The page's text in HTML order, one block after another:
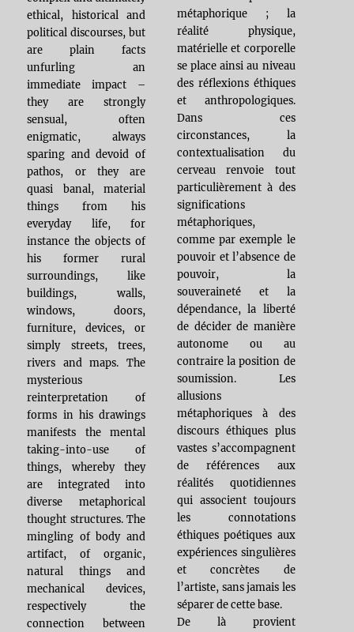
ethical, historical and
political discourses, but
are plain facts
unfurling an
immediate impact –
they are strongly
sensual, often
enigmatic, always
sparing and devoid of
pathos, or they are
quasi banal, material
things from his
everyday life, for
instance the objects of
his former rural
surroundings, like
buildings, walls,
windows, doors,
furniture, devices, or
simply streets, trees,
rivers and maps. The
mysterious
reinterpretation of
forms in his drawings
manifests the mental
taking-into-use of
things, whereby they
are integrated into
diverse metaphorical
thought structures. The
mingling of body and
artifact, of organic,
natural things and
mechanical devices,
respectively the
connection between
métaphorique ; la
réalité physique,
matérielle et corporelle
se place ainsi au niveau
des réflexions éthiques
et anthropologiques.
Dans ces
circonstances, la
contextualisation du
cerveau renvoie tout
particulièrement à des
significations
métaphoriques,
comme par exemple le
pouvoir et l’absence de
pouvoir, la
souveraineté et la
dépendance, la liberté
de décider de manière
autonome ou au
contraire la position de
soumission. Les
allusions
métaphoriques à des
discours éthiques plus
vastes s’accompagnent
de références aux
réalités quotidiennes
qui associent toujours
les connotations
éthiques poétiques aux
expériences singulières
et concrètes de
l’artiste, sans jamais les
séparer de cette base.
De là provient